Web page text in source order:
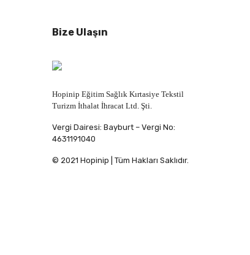
Bize Ulaşın
Hopinip Eğitim Sağlık Kırtasiye Tekstil
Turizm İthalat İhracat Ltd. Şti.
Vergi Dairesi: Bayburt – Vergi No:
4631191040
© 2021 Hopinip | Tüm Hakları Saklıdır.